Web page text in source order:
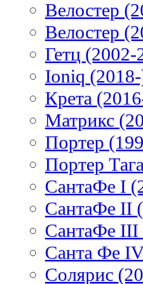
Велостер
Велостер
Гетц (2002-
Ioniq
Крета
Матрикс
Портер
Портер
СантаФе I
СантаФе II
СантаФе III
Санта Фе
Солярис